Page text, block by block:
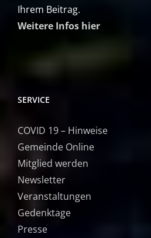
Ihrem Beitrag.
Weitere Infos hier
SERVICE
COVID 19 – Hinweise
Gemeinde Online
Mitglied werden
Newsletter
Veranstaltungen
Gedenktage
Presse